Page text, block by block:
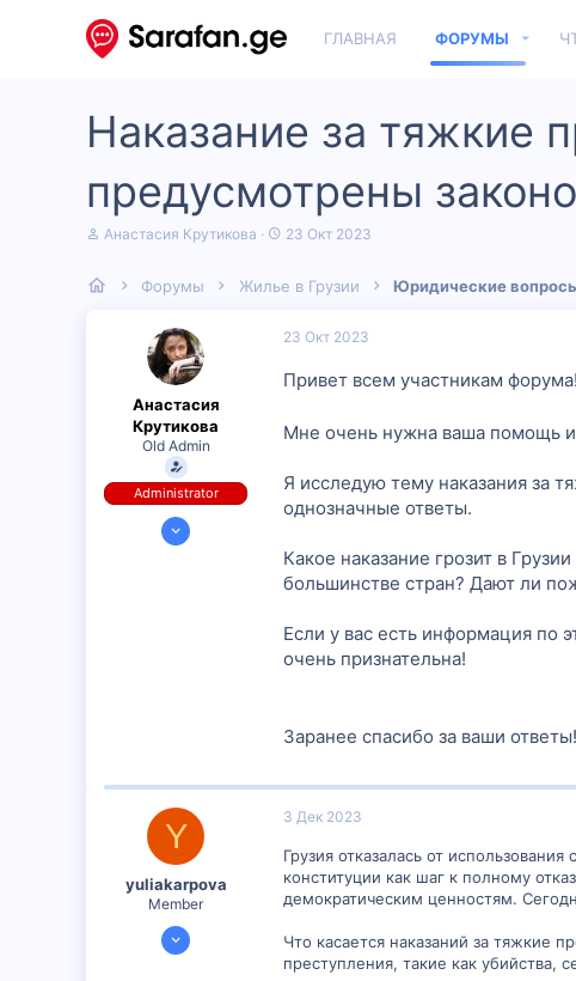
ГЛАВНАЯ ФОРУМЫ
Наказание за тяжкие
предусмотрены
А
о
Анастасия Крутикова
Д
а
а
ч
л
23 Окт 2023
Форумы Жилье в Грузии Юридические
Анастасия
Крутикова
Old Admin
Administrator
11 Окт 2023
23 Окт 2023
Привет всем участникам форума!
Мне очень нужна ваша помощь
Я исследую тему наказания за
однозначные ответы.
Какое наказание грозит в
большинстве стран? Дают ли
Если у вас есть информация по
очень признательна!
Заранее спасибо за ваши ответы!
Y
yuliakarpova
Member
29 Ноя 2023
3 Дек 2023
Грузия отказалась от
конституции как шаг к полному
демократическим ценностям.
Что касается наказаний за тяжкие
преступления, такие как убийства,